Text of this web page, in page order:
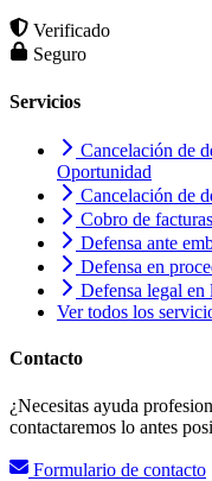
Verificado
Seguro
Servicios
Cancelación de
Oportunidad
Cancelación de
Cobro de
Defensa ante
Defensa en
Defensa legal en
Ver todos los
Contacto
¿Necesitas ayuda
contactaremos lo antes
Formulario de contacto